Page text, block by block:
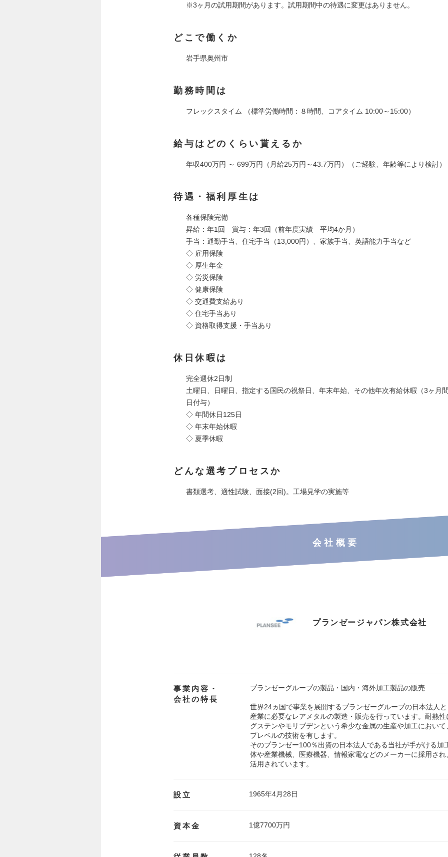
※3ヶ月の試用期間があります。試用期間中の待遇に変更はありません。
どこで働くか
岩手県奥州市
勤務時間は
フレックスタイム （標準労働時間：８時間、コアタイム 10:00～15:00）
給与はどのくらい貰えるか
年収400万円 ～ 699万円（月給25万円～43.7万円）（ご経験、年齢等により検討）
待遇・福利厚生は
各種保険完備
昇給：年1回 賞与：年3回（前年度実績 平均4か月）
手当：通勤手当、住宅手当（13,000円）、家族手当、英語能力手当など
◇ 雇用保険
◇ 厚生年金
◇ 労災保険
◇ 健康保険
◇ 交通費支給あり
◇ 住宅手当あり
◇ 資格取得支援・手当あり
休日休暇は
完全週休2日制
土曜日、日曜日、指定する国民の祝祭日、年末年始、その他年次有給休暇（3ヶ月
日付与）
◇ 年間休日125日
◇ 年末年始休暇
◇ 夏季休暇
どんな選考プロセスか
書類選考、適性試験、面接(2回)。工場見学の実施等
会社概要
プランゼージャパン株式会社
事業内容・
会社の特長
プランゼーグループの製品・国内・海外加工製品の販売
世界24ヵ国で事業を展開するプランゼーグループの日本法人
産業に必要なレアメタルの製造・販売を行っています。耐熱
グステンやモリブデンという希少な金属の生産や加工において
プレベルの技術を有します。
そのプランゼー100％出資の日本法人である当社が手がける加
体や産業機械、医療機器、情報家電などのメーカーに採用さ
活用されています。
設立 1965年4月28日
資本金 1億7700万円